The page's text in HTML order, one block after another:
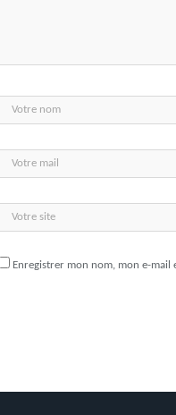
Enregistrer mon nom, mon e-